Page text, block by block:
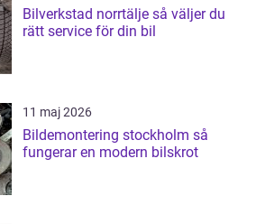
Bilverkstad norrtälje så väljer du
rätt service för din bil
11 maj 2026
Bildemontering stockholm så
fungerar en modern bilskrot